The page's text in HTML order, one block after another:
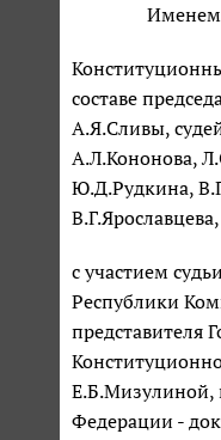
Именем
составе
А.Я.Сливы,
А.Л.Кононова,
Ю.Д.Рудкина,
В.Г.Ярославцева,
с участием
Республики
представителя
Е.Б.Мизулиной,
Федерации -